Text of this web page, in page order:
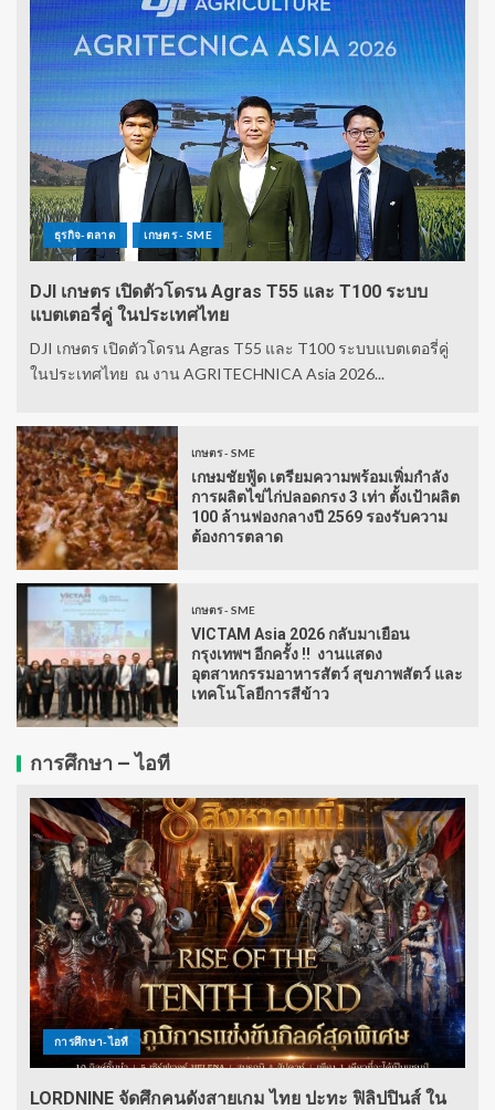
ธุรกิจ-ตลาด เกษตร - SME
DJI เกษตร เปิดตัวโดรน Agras T55 และ T100 ระบบ
แบตเตอรี่คู่ ในประเทศไทย
DJI เกษตร เปิดตัวโดรน Agras T55 และ T100 ระบบแบตเตอรี่คู่
ในประเทศไทย ณ งาน AGRITECHNICA Asia 2026...
เกษตร - SME
เกษมชัยฟู้ด เตรียมความพร้อมเพิ่มกำลัง
การผลิตไข่ไก่ปลอดกรง 3 เท่า ตั้งเป้าผลิต
100 ล้านฟองกลางปี 2569 รองรับความ
ต้องการตลาด
เกษตร - SME
VICTAM Asia 2026 กลับมาเยือน
กรุงเทพฯ อีกครั้ง !! งานแสดง
อุตสาหกรรมอาหารสัตว์ สุขภาพสัตว์ และ
เทคโนโลยีการสีข้าว
การศึกษา – ไอที
การศึกษา-ไอที
LORDNINE จัดศึกคนดังสายเกม ไทย ปะทะ ฟิลิปปินส์ ใน